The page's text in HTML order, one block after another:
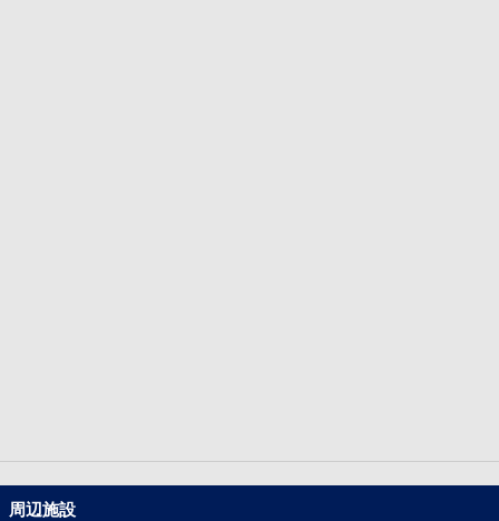
周辺施設